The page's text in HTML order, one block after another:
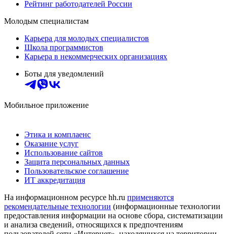
Рейтинг работодателей России
Молодым специалистам
Карьера для молодых специалистов
Школа программистов
Карьера в некоммерческих организациях
Боты для уведомлений
Мобильное приложение
Этика и комплаенс
Оказание услуг
Использование сайтов
Защита персональных данных
Пользовательское соглашение
ИТ аккредитация
На информационном ресурсе hh.ru применяются
рекомендательные технологии (информационные технологии
предоставления информации на основе сбора, систематизации
и анализа сведений, относящихся к предпочтениям